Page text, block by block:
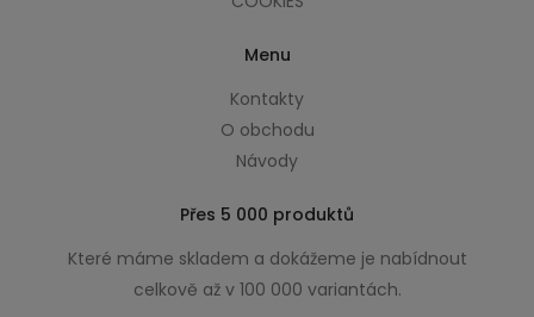
Menu
Kontakty
O obchodu
Návody
Přes 5 000 produktů
Které máme skladem a dokážeme je nabídnout
celkově až v 100 000 variantách.